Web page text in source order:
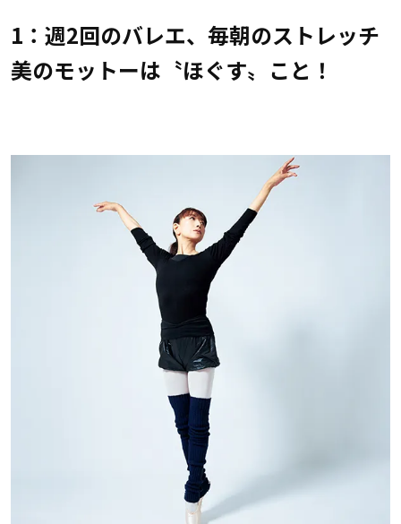
1：週2回のバレエ、毎朝のストレッチ
美のモットーは〝ほぐす〟こと！